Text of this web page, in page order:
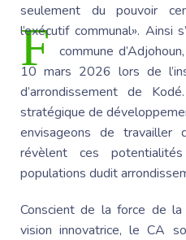
seulement du pouvoir
l’exécutif communal». Ainsi
commune
F
10 mars 2026 lors de
d’arrondissement de
stratégique de
envisageons de travailler
révèlent ces
populations dudit
Conscient de la force de
vision innovatrice, le CA